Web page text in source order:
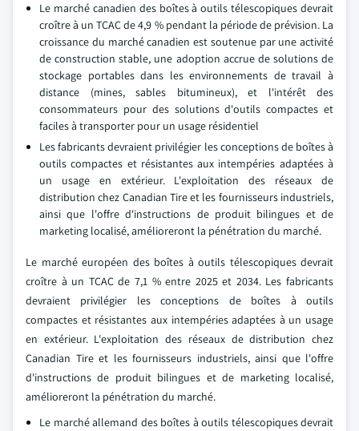
Le marché canadien des boîtes à outils télescopiques devrait
croître à un TCAC de 4,9 % pendant la période de prévision. La
croissance du marché canadien est soutenue par une activité
de construction stable, une adoption accrue de solutions de
stockage portables dans les environnements de travail à
distance (mines, sables bitumineux), et l'intérêt des
consommateurs pour des solutions d'outils compactes et
faciles à transporter pour un usage résidentiel
Les fabricants devraient privilégier les conceptions de boîtes à
outils compactes et résistantes aux intempéries adaptées à
un usage en extérieur. L'exploitation des réseaux de
distribution chez Canadian Tire et les fournisseurs industriels,
ainsi que l'offre d'instructions de produit bilingues et de
marketing localisé, amélioreront la pénétration du marché.
Le marché européen des boîtes à outils télescopiques devrait
croître à un TCAC de 7,1 % entre 2025 et 2034. Les fabricants
devraient privilégier les conceptions de boîtes à outils
compactes et résistantes aux intempéries adaptées à un usage
en extérieur. L'exploitation des réseaux de distribution chez
Canadian Tire et les fournisseurs industriels, ainsi que l'offre
d'instructions de produit bilingues et de marketing localisé,
amélioreront la pénétration du marché.
Le marché allemand des boîtes à outils télescopiques devrait